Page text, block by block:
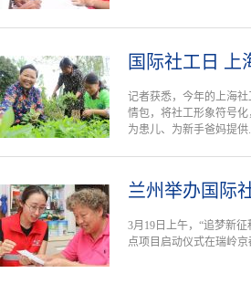
国际社工日 上
记者获悉，今年的上海
情包，将社工形象符号
为患儿、为新手爸妈提供
兰州举办国际
3月19日上午，“追梦新
点项目启动仪式在瑞岭京